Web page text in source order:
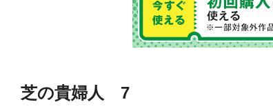
芝の貴婦人 7